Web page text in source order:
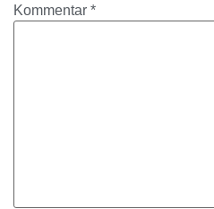
Kommentar *